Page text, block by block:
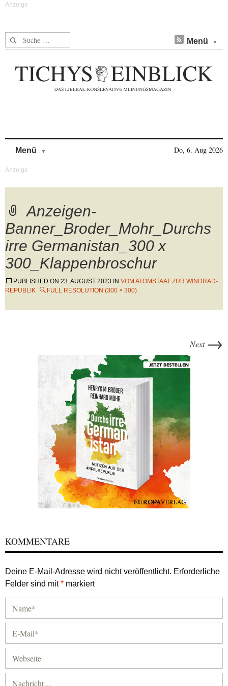
Suche nach: Menü
Menü Do, 6. Aug 2026
Anzeigen-
Banner_Broder_Mohr_Durchs
irre Germanistan_300 x
300_Klappenbroschur
PUBLISHED ON 23. AUGUST 2023 IN VOM ATOMSTAAT ZUR WINDRAD-
REPUBLIK
FULL RESOLUTION (300 × 300)
Next →
KOMMENTARE
Deine E-Mail-Adresse wird nicht veröffentlicht. Erforderliche
Felder sind mit* markiert